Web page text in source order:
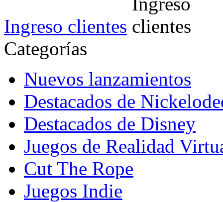
Ingreso clientes
Categorías
Nuevos lanzamientos
Destacados de
Destacados de Disney
Juegos de Realidad
Cut The Rope
Juegos Indie